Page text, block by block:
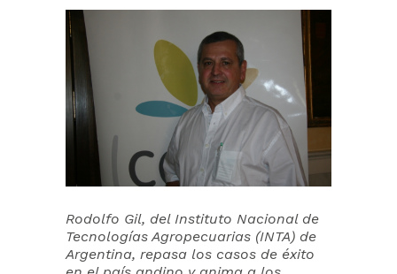
Rodolfo Gil, del Instituto Nacional de
Tecnologías Agropecuarias (INTA) de
Argentina, repasa los casos de éxito